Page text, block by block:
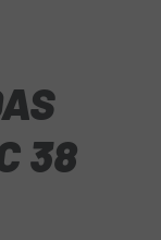
38